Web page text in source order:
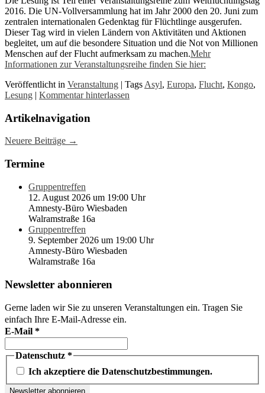
2016. Die UN-Vollversammlung hat im Jahr 2000 den 20. Juni zum
zentralen internationalen Gedenktag für Flüchtlinge ausgerufen.
Dieser Tag wird in vielen Ländern von Aktivitäten und Aktionen
begleitet, um auf die besondere Situation und die Not von Millionen
Menschen auf der Flucht aufmerksam zu machen.Mehr
Informationen zur Veranstaltungsreihe finden Sie hier:
Veröffentlicht in Veranstaltung | Tags Asyl, Europa, Flucht, Kongo,
Lesung | Kommentar hinterlassen
Artikelnavigation
Neuere Beiträge →
Termine
Gruppentreffen
12. August 2026 um 19:00 Uhr
Amnesty-Büro Wiesbaden
Walramstraße 16a
Gruppentreffen
9. September 2026 um 19:00 Uhr
Amnesty-Büro Wiesbaden
Walramstraße 16a
Newsletter abonnieren
Gerne laden wir Sie zu unseren Veranstaltungen ein. Tragen Sie
einfach Ihre E-Mail-Adresse ein.
E-Mail *
Datenschutz *
Ich akzeptiere die Datenschutzbestimmungen.